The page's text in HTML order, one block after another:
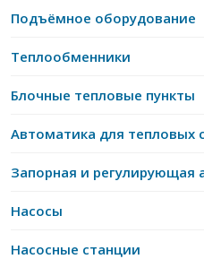
Подъёмное оборудование
Теплообменники
Блочные тепловые пункты
Автоматика для тепловых
Запорная и регулирующая
Насосы
Насосные станции